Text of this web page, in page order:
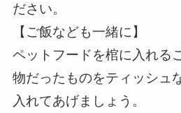
ださい。
【ご飯なども一緒に】
ペットフードを棺に入れる
物だったものをティッシュ
入れてあげましょう。